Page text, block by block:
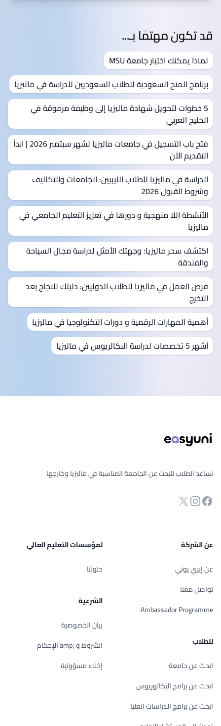
قد تكون مهتمًا بـ...
لماذا يمكنك اختيار جامعة MSU
برنامج المنح السعودية للطلاب السعوديين للدراسة في ماليزيا
5 خطوات لتحويل شهادة ماليزيا إلى وظيفة مرموقة في
الخليج العربي
فتح باب التسجيل في جامعات ماليزيا لشهر سبتمبر 2026 | ابدأ
التقديم الآن
الدراسة في ماليزيا للطلاب الليبيين: الجامعات والتكاليف
وشروط القبول 2026
الأنشطة اللا منهجية و دورها في تعزيز التعليم الجامعي في
ماليزيا
اكتشف سحر ماليزيا: وجهتك الأمثل لدراسة مجال السياحة
والفندقة
فرص العمل في ماليزيا للطلاب الدوليين: دليلك للنجاح بعد
التخرج
أهمية المهارات الرقمية و دورات التكنولوجيا في ماليزيا
أشهر 5 تخصصات لدراسة البكالريوس في ماليزيا
نساعد الطلاب للبحث عن الجامعة المناسبة في ماليزيا وخارجها
صفحة الفيسبوك
انستجرام
Twitter
عن الشركة
عن إيزي يوني
تواصل معنا
Ambassador Programme
للطلاب
ابحث عن جامعة
ابحث عن برامج البكالوريوس
ابحث عن برامج الدراسات العليا
لمؤسسات التعليم العالي
حلولنا
الشرعية
بيان الخصوصية
الشروط و ;amp الإحكام
إخلاء مسؤولية